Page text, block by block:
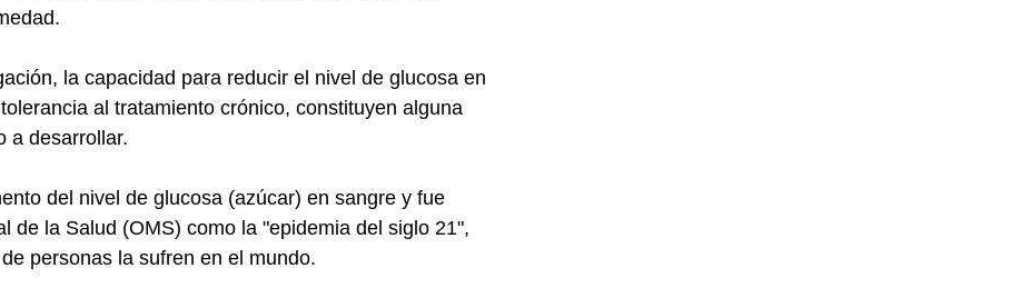
la capacidad para reducir el nivel de glucosa en
al tratamiento crónico, constituyen alguna
a desarrollar.
del nivel de glucosa (azúcar) en sangre y fue
de la Salud (OMS) como la "epidemia del siglo 21",
personas la sufren en el mundo.